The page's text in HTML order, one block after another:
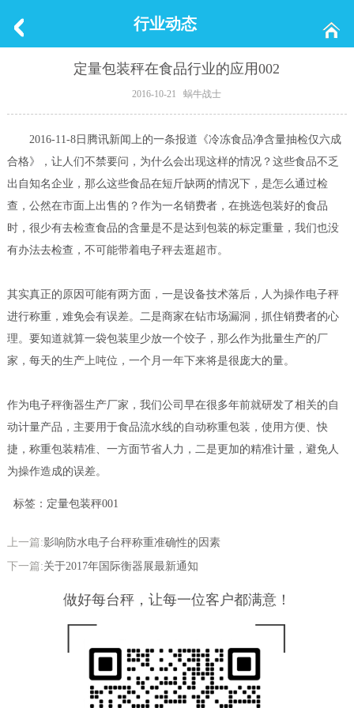
行业动态
定量包装秤在食品行业的应用002
2016-10-21 蜗牛战士
2016-11-8日腾讯新闻上的一条报道《冷冻食品净含量抽检仅六成
合格》，让人们不禁要问，为什么会出现这样的情况？这些食品不乏
出自知名企业，那么这些食品在短斤缺两的情况下，是怎么通过检
查，公然在市面上出售的？作为一名销费者，在挑选包装好的食品
时，很少有去检查食品的含量是不是达到包装的标定重量，我们也没
有办法去检查，不可能带着电子秤去逛超市。
其实真正的原因可能有两方面，一是设备技术落后，人为操作电子秤
进行称重，难免会有误差。二是商家在钻市场漏洞，抓住销费者的心
理。要知道就算一袋包装里少放一个饺子，那么作为批量生产的厂
家，每天的生产上吨位，一个月一年下来将是很庞大的量。
作为电子秤衡器生产厂家，我们公司早在很多年前就研发了相关的自
动计量产品，主要用于食品流水线的自动称重包装，使用方便、快
捷，称重包装精准、一方面节省人力，二是更加的精准计量，避免人
为操作造成的误差。
标签：定量包装秤001
上一篇:影响防水电子台秤称重准确性的因素
下一篇:关于2017年国际衡器展最新通知
做好每台秤，让每一位客户都满意！